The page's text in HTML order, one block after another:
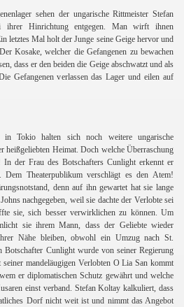
sehen der ungarische Rittmeister Stefan
ihrer Hinrichtung entgegen. Man wirft ihnen
letztes Mal holt der Junge seine Geige hervor und
Kosake, welcher die Gefangenen zu bewachen
dass er den beiden die Geige abschwatzt und als
Gefangenen verlassen das Lager und eilen auf
in Tokio halten sich noch weitere ungarische
heißgeliebten Heimat. Doch welche Überraschung
In der Frau des Botschafters Cunlight erkennt er
Dem Theaterpublikum verschlägt es den Atem!
denn auf ihn gewartet hat sie lange
nachgegeben, weil sie dachte der Verlobte sei
sie, sich besser verwirklichen zu können. Um
sie ihrem Mann, dass der Geliebte wieder
Nähe bleiben, obwohl ein Umzug nach St.
Botschafter Cunlight wurde von seiner Regierung
mandeläugigen Verlobten O Lia San kommt
er diplomatischen Schutz gewährt und welche
einst verband. Stefan Koltay kalkuliert, dass
Dorf nicht weit ist und nimmt das Angebot